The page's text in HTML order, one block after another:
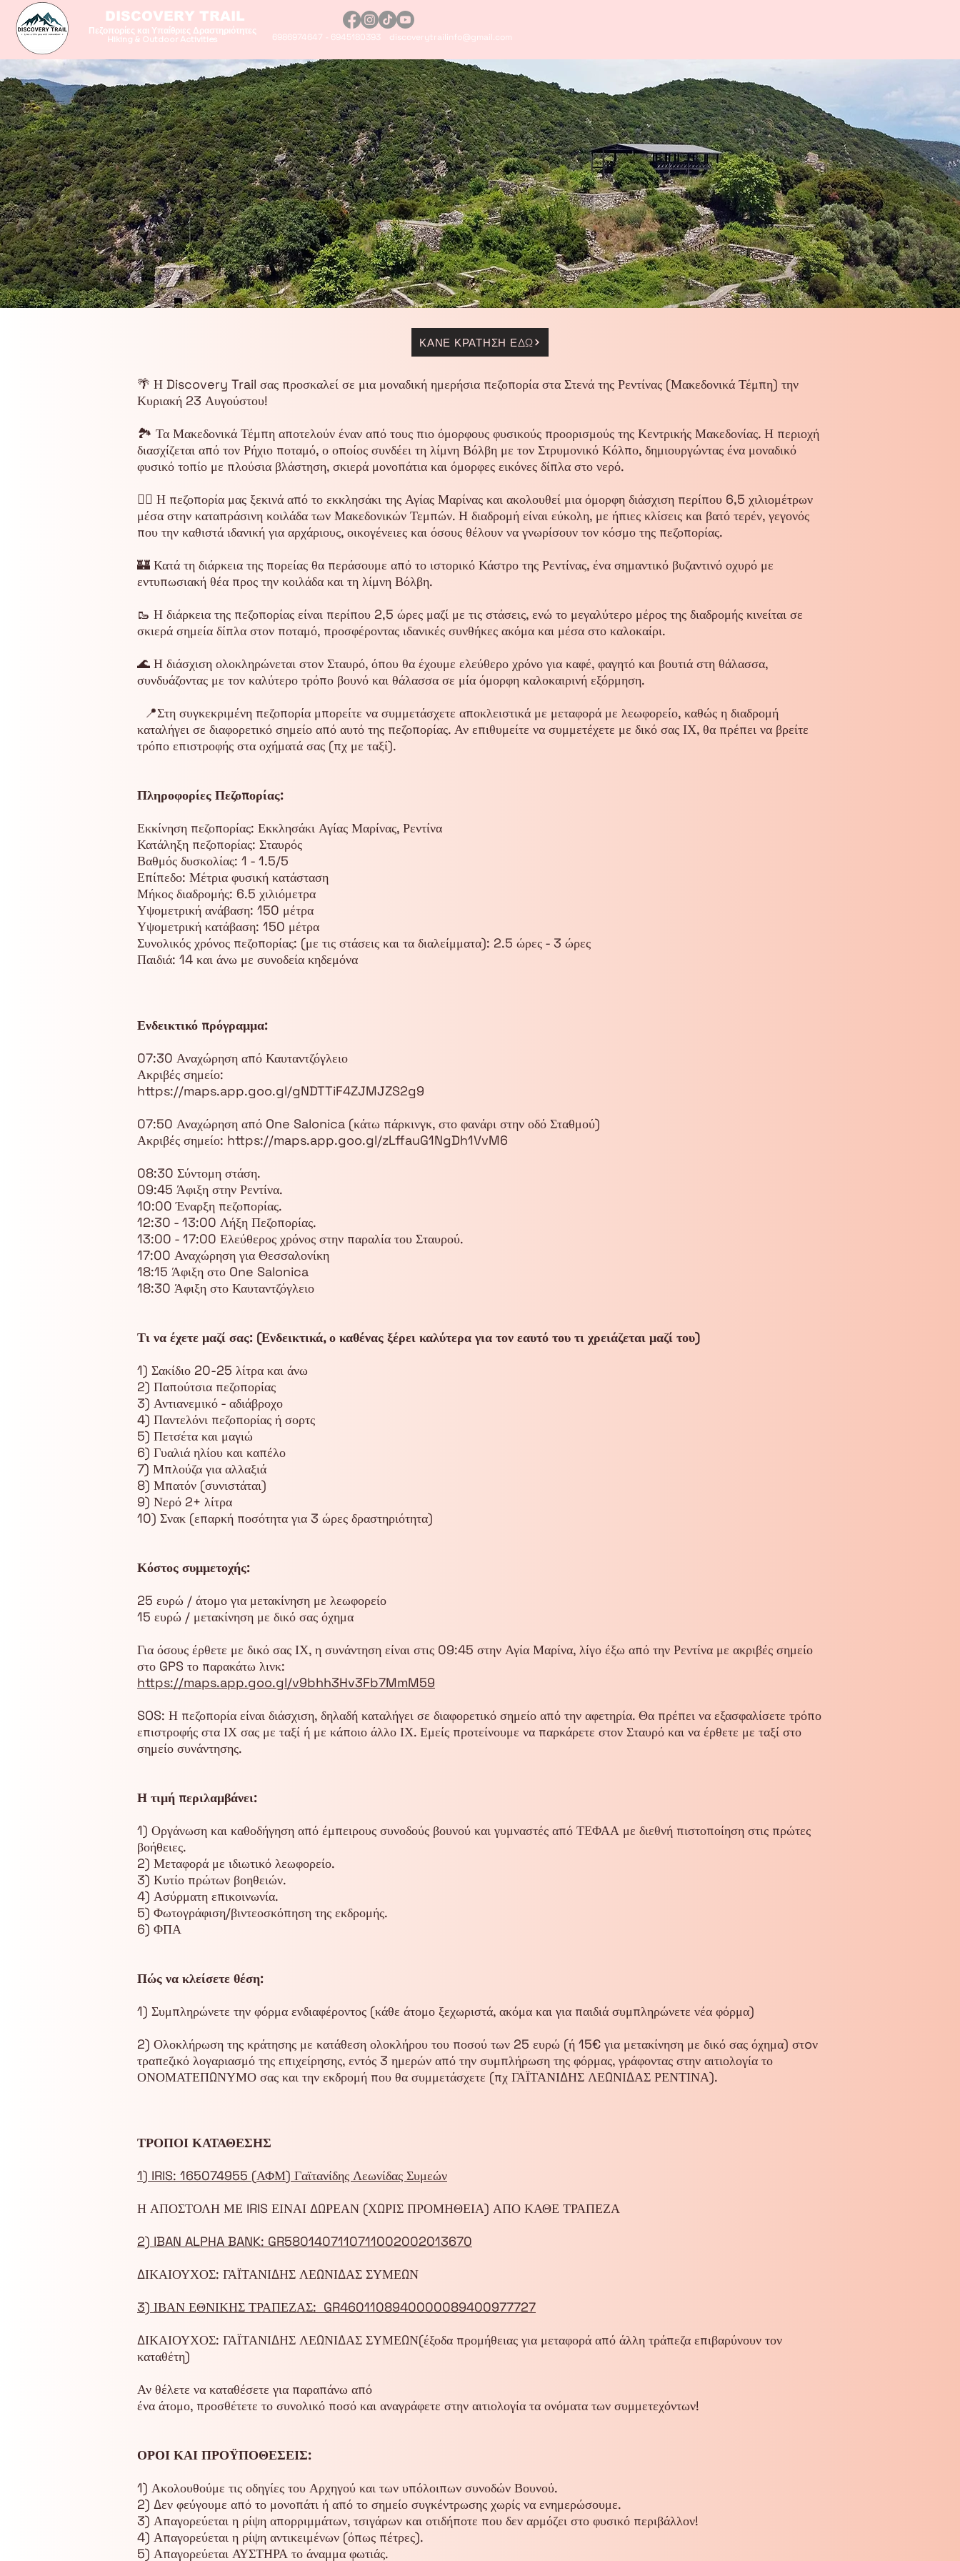
DISCOVERY TRAIL
Πεζοπορίες και Υπαίθριες Δραστηριότητες
Hiking & Outdoor Activities 6986974647 - 6945180393 discoverytrailinfo@gmail.com
ΚΑΝΕ ΚΡΑΤΗΣΗ ΕΔΩ
🌴 Η Discovery Trail σας προσκαλεί σε μια μοναδική ημερήσια πεζοπορία στα Στενά της Ρεντίνας (Μακεδονικά Τέμπη) την
Κυριακή 23 Αυγούστου!
🏞️ Τα Μακεδονικά Τέμπη αποτελούν έναν από τους πιο όμορφους φυσικούς προορισμούς της Κεντρικής Μακεδονίας. Η περιοχή
διασχίζεται από τον Ρήχιο ποταμό, ο οποίος συνδέει τη λίμνη Βόλβη με τον Στρυμονικό Κόλπο, δημιουργώντας ένα μοναδικό
φυσικό τοπίο με πλούσια βλάστηση, σκιερά μονοπάτια και όμορφες εικόνες δίπλα στο νερό.
🚶‍♂️ Η πεζοπορία μας ξεκινά από το εκκλησάκι της Αγίας Μαρίνας και ακολουθεί μια όμορφη διάσχιση περίπου 6,5 χιλιομέτρων
μέσα στην καταπράσινη κοιλάδα των Μακεδονικών Τεμπών. Η διαδρομή είναι εύκολη, με ήπιες κλίσεις και βατό τερέν, γεγονός
που την καθιστά ιδανική για αρχάριους, οικογένειες και όσους θέλουν να γνωρίσουν τον κόσμο της πεζοπορίας.
🏰 Κατά τη διάρκεια της πορείας θα περάσουμε από το ιστορικό Κάστρο της Ρεντίνας, ένα σημαντικό βυζαντινό οχυρό με
εντυπωσιακή θέα προς την κοιλάδα και τη λίμνη Βόλβη.
🥾 Η διάρκεια της πεζοπορίας είναι περίπου 2,5 ώρες μαζί με τις στάσεις, ενώ το μεγαλύτερο μέρος της διαδρομής κινείται σε
σκιερά σημεία δίπλα στον ποταμό, προσφέροντας ιδανικές συνθήκες ακόμα και μέσα στο καλοκαίρι.
🌊 Η διάσχιση ολοκληρώνεται στον Σταυρό, όπου θα έχουμε ελεύθερο χρόνο για καφέ, φαγητό και βουτιά στη θάλασσα,
συνδυάζοντας με τον καλύτερο τρόπο βουνό και θάλασσα σε μία όμορφη καλοκαιρινή εξόρμηση.
📍Στη συγκεκριμένη πεζοπορία μπορείτε να συμμετάσχετε αποκλειστικά με μεταφορά με λεωφορείο, καθώς η διαδρομή
καταλήγει σε διαφορετικό σημείο από αυτό της πεζοπορίας. Αν επιθυμείτε να συμμετέχετε με δικό σας ΙΧ, θα πρέπει να βρείτε
τρόπο επιστροφής στα οχήματά σας (πχ με ταξί).
Πληροφορίες Πεζοπορίας:
Εκκίνηση πεζοπορίας: Εκκλησάκι Αγίας Μαρίνας, Ρεντίνα
Κατάληξη πεζοπορίας: Σταυρός
Βαθμός δυσκολίας: 1 - 1.5/5
Επίπεδο: Μέτρια φυσική κατάσταση
Μήκος διαδρομής: 6.5 χιλιόμετρα
Υψομετρική ανάβαση: 150 μέτρα
Υψομετρική κατάβαση: 150 μέτρα
Συνολικός χρόνος πεζοπορίας: (με τις στάσεις και τα διαλείμματα): 2.5 ώρες - 3 ώρες
Παιδιά: 14 και άνω με συνοδεία κηδεμόνα
Ενδεικτικό πρόγραμμα:
07:30 Αναχώρηση από Καυταντζόγλειο
Ακριβές σημείο:
https://maps.app.goo.gl/gNDTTiF4ZJMJZS2g9
07:50 Αναχώρηση από One Salonica (κάτω πάρκινγκ, στο φανάρι στην οδό Σταθμού)
Ακριβές σημείο: https://maps.app.goo.gl/zLffauG1NgDh1VvM6
08:30 Σύντομη στάση.
09:45 Άφιξη στην Ρεντίνα.
10:00 Έναρξη πεζοπορίας.
12:30 - 13:00 Λήξη Πεζοπορίας.
13:00 - 17:00 Ελεύθερος χρόνος στην παραλία του Σταυρού.
17:00 Αναχώρηση για Θεσσαλονίκη
18:15 Άφιξη στο One Salonica
18:30 Άφιξη στο Καυταντζόγλειο
Τι να έχετε μαζί σας: (Ενδεικτικά, ο καθένας ξέρει καλύτερα για τον εαυτό του τι χρειάζεται μαζί του)
1) Σακίδιο 20-25 λίτρα και άνω
2) Παπούτσια πεζοπορίας
3) Αντιανεμικό - αδιάβροχο
4) Παντελόνι πεζοπορίας ή σορτς
5) Πετσέτα και μαγιώ
6) Γυαλιά ηλίου και καπέλο
7) Μπλούζα για αλλαξιά
8) Μπατόν (συνιστάται)
9) Νερό 2+ λίτρα
10) Σνακ (επαρκή ποσότητα για 3 ώρες δραστηριότητα)
Κόστος συμμετοχής:
25 ευρώ / άτομο για μετακίνηση με λεωφορείο
15 ευρώ / μετακίνηση με δικό σας όχημα
Για όσους έρθετε με δικό σας ΙΧ, η συνάντηση είναι στις 09:45 στην Αγία Μαρίνα, λίγο έξω από την Ρεντίνα με ακριβές σημείο
στο GPS το παρακάτω λινκ:
https://maps.app.goo.gl/v9bhh3Hv3Fb7MmM59
SOS: Η πεζοπορία είναι διάσχιση, δηλαδή καταλήγει σε διαφορετικό σημείο από την αφετηρία. Θα πρέπει να εξασφαλίσετε τρόπο
επιστροφής στα ΙΧ σας με ταξί ή με κάποιο άλλο ΙΧ. Εμείς προτείνουμε να παρκάρετε στον Σταυρό και να έρθετε με ταξί στο
σημείο συνάντησης.
Η τιμή περιλαμβάνει:
1) Οργάνωση και καθοδήγηση από έμπειρους συνοδούς βουνού και γυμναστές από ΤΕΦΑΑ με διεθνή πιστοποίηση στις πρώτες
βοήθειες.
2) Μεταφορά με ιδιωτικό λεωφορείο.
3) Κυτίο πρώτων βοηθειών.
4) Ασύρματη επικοινωνία.
5) Φωτογράφιση/βιντεοσκόπηση της εκδρομής.
6) ΦΠΑ
Πώς να κλείσετε θέση:
1) Συμπληρώνετε την φόρμα ενδιαφέροντος (κάθε άτομο ξεχωριστά, ακόμα και για παιδιά συμπληρώνετε νέα φόρμα)
2) Ολοκλήρωση της κράτησης με κατάθεση ολοκλήρου του ποσού των 25 ευρώ (ή 15€ για μετακίνηση με δικό σας όχημα) στoν
τραπεζικό λογαριασμό της επιχείρησης, εντός 3 ημερών από την συμπλήρωση της φόρμας, γράφοντας στην αιτιολογία το
ΟΝΟΜΑΤΕΠΩΝΥΜΟ σας και την εκδρομή που θα συμμετάσχετε (πχ ΓΑΪΤΑΝΙΔΗΣ ΛΕΩΝΙΔΑΣ ΡΕΝΤΙΝΑ).
ΤΡΟΠΟΙ ΚΑΤΑΘΕΣΗΣ
1) IRIS: 165074955 (ΑΦΜ) Γαϊτανίδης Λεωνίδας Συμεών
Η ΑΠΟΣΤΟΛΗ ΜΕ IRIS ΕΙΝΑΙ ΔΩΡΕΑΝ (ΧΩΡΙΣ ΠΡΟΜΗΘΕΙΑ) ΑΠΟ ΚΑΘΕ ΤΡΑΠΕΖΑ
2) IBAN ALPHA BANK: GR5801407110711002002013670
ΔΙΚΑΙΟΥΧΟΣ: ΓΑΪΤΑΝΙΔΗΣ ΛΕΩΝΙΔΑΣ ΣΥΜΕΩΝ
3) ΙΒΑΝ ΕΘΝΙΚΗΣ ΤΡΑΠΕΖΑΣ: GR4601108940000089400977727
ΔΙΚΑΙΟΥΧΟΣ: ΓΑΪΤΑΝΙΔΗΣ ΛΕΩΝΙΔΑΣ ΣΥΜΕΩΝ(έξοδα προμήθειας για μεταφορά από άλλη τράπεζα επιβαρύνουν τον
καταθέτη)
Αν θέλετε να καταθέσετε για παραπάνω από
ένα άτομο, προσθέτετε το συνολικό ποσό και αναγράφετε στην αιτιολογία τα ονόματα των συμμετεχόντων!
ΟΡΟΙ ΚΑΙ ΠΡΟΫΠΟΘΕΣΕΙΣ:
1) Ακολουθούμε τις οδηγίες του Αρχηγού και των υπόλοιπων συνοδών Βουνού.
2) Δεν φεύγουμε από το μονοπάτι ή από το σημείο συγκέντρωσης χωρίς να ενημερώσουμε.
3) Απαγορεύεται η ρίψη απορριμμάτων, τσιγάρων και οτιδήποτε που δεν αρμόζει στο φυσικό περιβάλλον!
4) Απαγορεύεται η ρίψη αντικειμένων (όπως πέτρες).
5) Απαγορεύεται ΑΥΣΤΗΡΑ το άναμμα φωτιάς.